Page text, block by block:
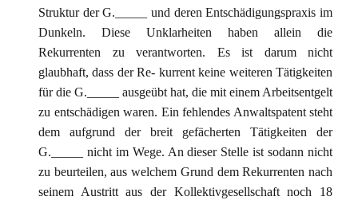
Struktur der G._____ und deren Entschädigungspraxis im
Dunkeln. Diese Unklarheiten haben allein die
Rekurrenten zu verantworten. Es ist darum nicht
glaubhaft, dass der Re- kurrent keine weiteren Tätigkeiten
für die G._____ ausgeübt hat, die mit einem Arbeitsentgelt
zu entschädigen waren. Ein fehlendes Anwaltspatent steht
dem aufgrund der breit gefächerten Tätigkeiten der
G._____ nicht im Wege. An dieser Stelle ist sodann nicht
zu beurteilen, aus welchem Grund dem Rekurrenten nach
seinem Austritt aus der Kollektivgesellschaft noch 18